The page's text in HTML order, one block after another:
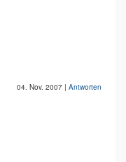
04. Nov. 2007 | Antworten